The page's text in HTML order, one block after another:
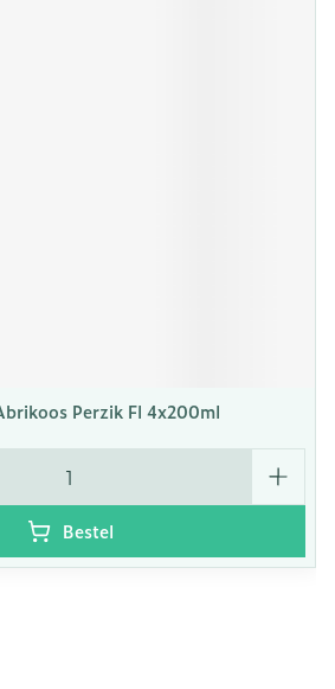
Perzik Fl 4x200ml
Bestel